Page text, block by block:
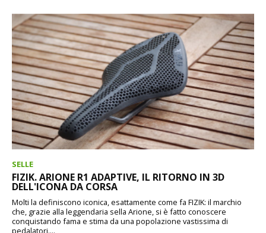
SELLE
FIZIK. ARIONE R1 ADAPTIVE, IL RITORNO IN 3D
DELL'ICONA DA CORSA
Molti la definiscono iconica, esattamente come fa FIZIK: il marchio
che, grazie alla leggendaria sella Arione, si è fatto conoscere
conquistando fama e stima da una popolazione vastissima di
pedalatori....